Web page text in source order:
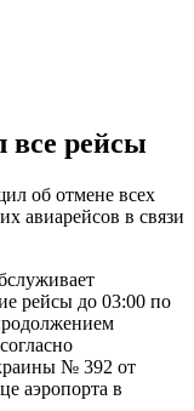
все рейсы
об отмене всех
авиарейсов в связи
рейсы до 03:00 по
№ 392 от
аэропорта в